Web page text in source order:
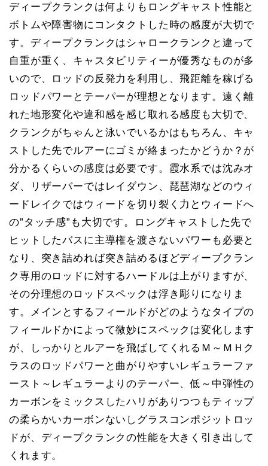
ディープクランクは何よりもロングキャスト性能と
ボトムや障害物にコンタクトした時の感度が大切で
す。ディープクランクはシャロークランクと違って
自重が重く、キャスタビリティーが優秀なものが多
いので、ロッドの反発力を利用し、飛距離を稼げる
ロッドパワーとテーパーが理想となります。遠く離
れた地形変化や違和感を感じ取れる感度も大切で、
クランクがちゃんと泳いでいるかはもちろん、キャ
ストした先でルアーにゴミが絡まったかどうか？が
分かるくらいの感度は必要です。霞水系では沈みオ
ダ、リザーバーではレイダウン、琵琶湖などのウィ
ードレイクではウィードを切り裂く力とウィードへ
の”タッチ感”も大切です。ロングキャストした先で
ヒットしたバスに主導権を渡さないパワーも必要と
なり、突き詰めれば突き詰めるほどディープクラン
ク専用のロッドに対するハードルは上がりますが、
その分理想のロッドスペックは浮き彫りになりま
す。メインとするフィールドがどのようなタイプの
フィールドかによって微妙にスペックは変化します
が、しっかりとルアーを飛ばしてくれるＭ～ＭＨク
ラスのロッドパワーと曲がりやすいレギュラーファ
ースト～レギュラーよりのテーパー、低～中弾性の
カーボンをミックスしたハリがありつつもティップ
の柔らかいカーボンないしグラスコンポジットロッ
ドが、ディープクランクの性能を大きく引き出して
くれます。